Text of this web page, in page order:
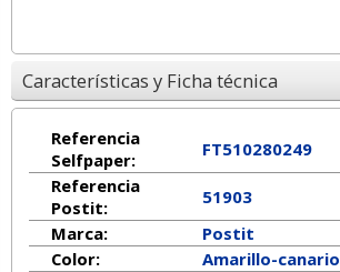
Características y Ficha técnica
Referencia
Selfpaper:
FT510280249
Referencia
Postit:
51903
Marca:
Postit
Color:
Amarillo-canario